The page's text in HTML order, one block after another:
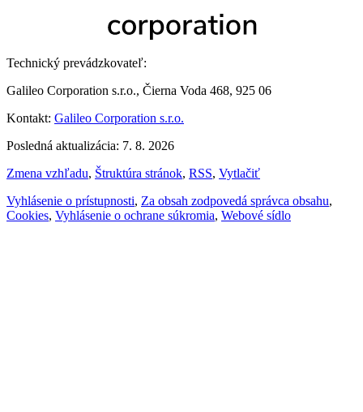
Technický prevádzkovateľ:
Galileo Corporation s.r.o., Čierna Voda 468, 925 06
Kontakt: Galileo Corporation s.r.o.
Posledná aktualizácia: 7. 8. 2026
Zmena vzhľadu, Štruktúra stránok, RSS, Vytlačiť
Vyhlásenie o prístupnosti, Za obsah zodpovedá správca obsahu,
Cookies, Vyhlásenie o ochrane súkromia, Webové sídlo